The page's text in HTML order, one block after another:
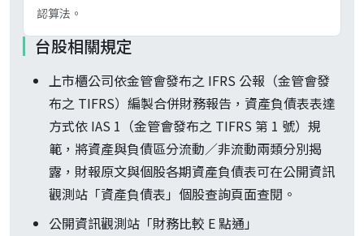
認算法。
台股相關規定
上市櫃公司依金管會發布之 IFRS 公報（金管會發
布之 TIFRS）編製合併財務報告，資產負債表表達
方式依 IAS 1（金管會發布之 TIFRS 第 1 號）規
範，將資產與負債區分流動／非流動兩類分別揭
露，財報原文與個股各期資產負債表可在公開資訊
觀測站「資產負債表」個股查詢頁面查閱。
公開資訊觀測站「財務比較 E 點通」